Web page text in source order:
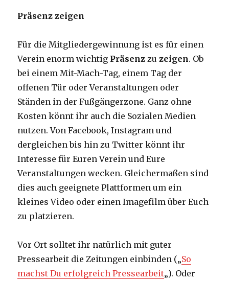
Präsenz zeigen
Für die Mitgliedergewinnung ist es für einen
Verein enorm wichtig Präsenz zuzeigen. Ob
bei einem Mit-Mach-Tag, einem Tag der
offenen Tür oder Veranstaltungen oder
Ständen in der Fußgängerzone. Ganz ohne
Kosten könnt ihr auch die Sozialen Medien
nutzen. Von Facebook, Instagram und
dergleichen bis hin zu Twitter könnt ihr
Interesse für Euren Verein und Eure
Veranstaltungen wecken. Gleichermaßen sind
dies auch geeignete Plattformen um ein
kleines Video oder einen Imagefilm über Euch
zu platzieren.
Vor Ort solltet ihr natürlich mit guter
Pressearbeit die Zeitungen einbinden („So
machst Du erfolgreich Pressearbeit„). Oder